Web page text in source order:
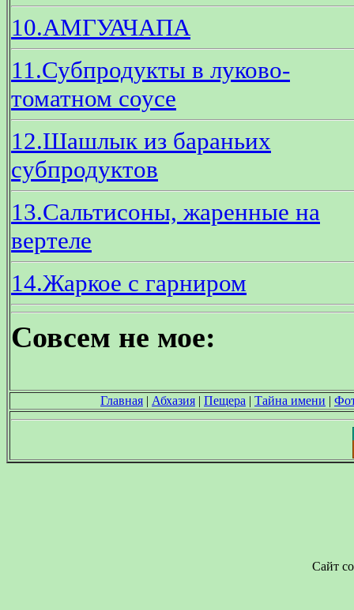
10.АМГУАЧАПА
11.Субпродукты в луково-
томатном соусе
12.Шашлык из бараньих
субпродуктов
13.Сальтисоны, жаренные на
вертеле
14.Жаркое с гарниром
Совсем не мое:
Главная | Абхазия | Пещера | Тайна имени |
Сайт